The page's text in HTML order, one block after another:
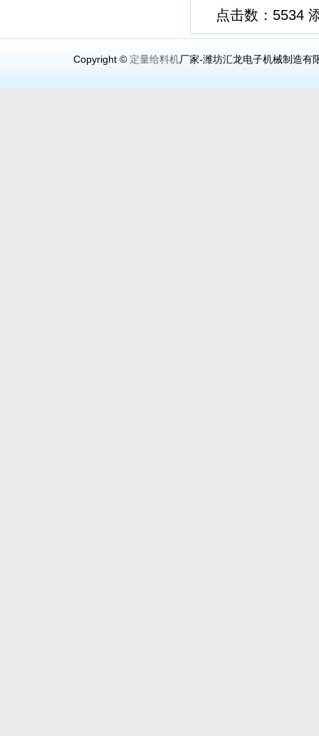
点击数：5534
Copyright © 定量给料机厂家-潍坊汇龙电子机械制造